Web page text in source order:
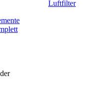
Luftfilter